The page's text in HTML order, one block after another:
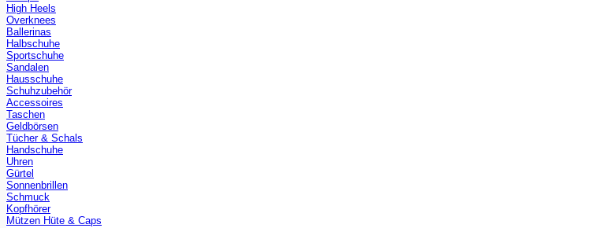
High Heels
Overknees
Ballerinas
Halbschuhe
Sportschuhe
Sandalen
Hausschuhe
Schuhzubehör
Accessoires
Taschen
Geldbörsen
Tücher & Schals
Handschuhe
Uhren
Gürtel
Sonnenbrillen
Schmuck
Kopfhörer
Mützen Hüte & Caps